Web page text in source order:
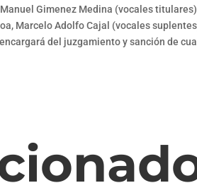
Gimenez Medina (vocales titulares)
Marcelo Adolfo Cajal (vocales
del juzgamiento y sanción de